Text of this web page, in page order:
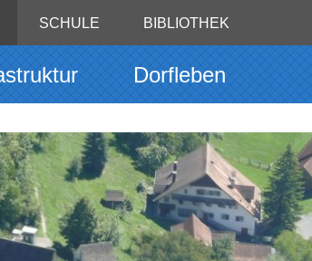
SCHULE BIBLIOTHEK
Dorfleben